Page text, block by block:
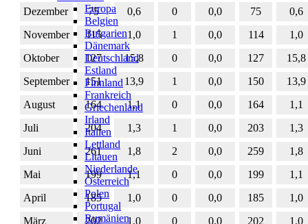
Europa
Belgien
Bulgarien
Dänemark
Deutschland
Estland
Finnland
Frankreich
Griechenland
Irland
Italien
Lettland
Litauen
Niederlande
Österreich
Polen
Portugal
Rumänien
Dezember 75 0,6 0 0,0 75
0,6
November
115 1,0 1 0,0 114
1,0
Oktober
127 15,8 0 0,0 127
15,8
September
151 13,9 1 0,0 150
13,9
August
164 1,1 0 0,0 164
1,1
Juli
204 1,3 1 0,0 203
1,3
Juni
261 1,8 2 0,0 259
1,8
Mai
199 1,1 0 0,0 199
1,1
April
185 1,0 0 0,0 185
1,0
März
202 1,0 0 0,0 202
1,0